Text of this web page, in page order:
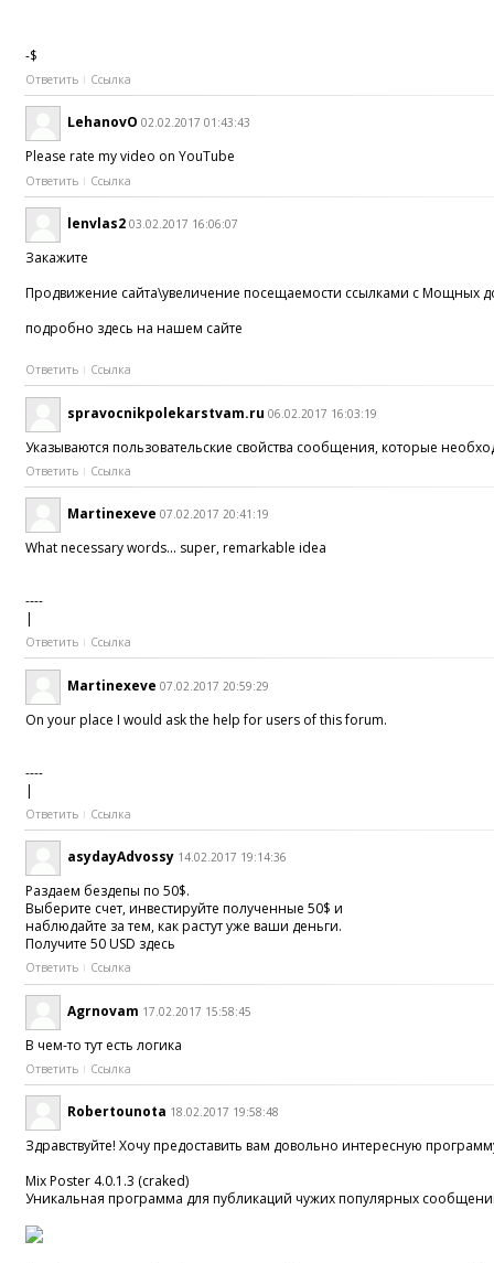
-$
Ответить Ссылка
LehanovO 02.02.2017 01:43:43
Please rate my video on YouTube
Ответить Ссылка
lenvlas2 03.02.2017 16:06:07
Закажите
Продвижение сайта\увеличение посещаемости ссылками с Мощных
подробно здесь на нашем сайте
Ответить Ссылка
spravocnikpolekarstvam.ru 06.02.2017 16:03:19
Указываются пользовательские свойства сообщения, которые
Ответить Ссылка
Martinexeve 07.02.2017 20:41:19
What necessary words... super, remarkable idea
----
|
Ответить Ссылка
Martinexeve 07.02.2017 20:59:29
On your place I would ask the help for users of this forum.
----
|
Ответить Ссылка
asydayAdvossy 14.02.2017 19:14:36
Раздаем бездепы по 50$.
Выберите счет, инвестируйте полученные 50$ и
наблюдайте за тем, как растут уже ваши деньги.
Получите 50 USD здесь
Ответить Ссылка
Agrnovam 17.02.2017 15:58:45
В чем-то тут есть логика
Ответить Ссылка
Robertounota 18.02.2017 19:58:48
Здравствуйте! Хочу предоставить вам довольно интересную
Mix Poster 4.0.1.3 (craked)
Уникальная программа для публикаций чужих популярных